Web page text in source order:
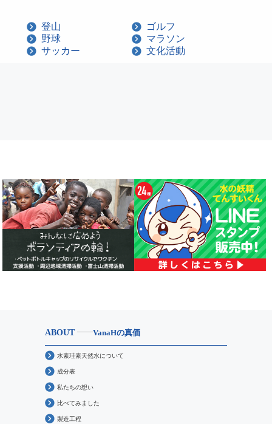
登山
ゴルフ
野球
マラソン
サッカー
文化活動
ABOUT VanaHの真価
水素珪素天然水について
成分表
私たちの想い
比べてみました
製造工程